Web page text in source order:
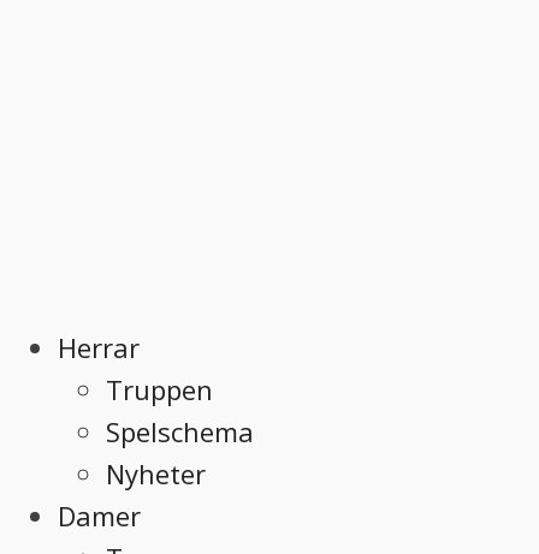
Herrar
Truppen
Spelschema
Nyheter
Damer